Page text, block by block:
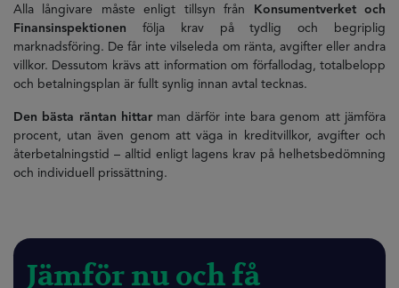
Alla långivare måste enligt tillsyn från Konsumentverket och
Finansinspektionen följa krav på tydlig och begriplig
marknadsföring. De får inte vilseleda om ränta, avgifter eller andra
villkor. Dessutom krävs att information om förfallodag, totalbelopp
och betalningsplan är fullt synlig innan avtal tecknas.
Den bästa räntan hittar man därför inte bara genom att jämföra
procent, utan även genom att väga in kreditvillkor, avgifter och
återbetalningstid – alltid enligt lagens krav på helhetsbedömning
och individuell prissättning.
Jämför nu och få